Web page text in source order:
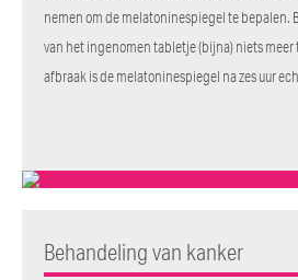
nemen om de melatoninespiegel te bepalen.
van het ingenomen tabletje (bijna) niets meer
afbraak is de melatoninespiegel na zes uur
Behandeling van kanker